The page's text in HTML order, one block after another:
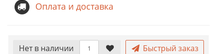
Оплата и доставка
Нет в наличии Быстрый заказ